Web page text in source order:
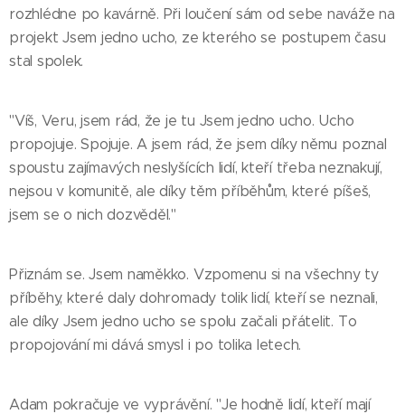
rozhlédne po kavárně. Při loučení sám od sebe naváže na
projekt Jsem jedno ucho, ze kterého se postupem času
stal spolek.
"Víš, Veru, jsem rád, že je tu Jsem jedno ucho. Ucho
propojuje. Spojuje. A jsem rád, že jsem díky němu poznal
spoustu zajímavých neslyšících lidí, kteří třeba neznakují,
nejsou v komunitě, ale díky těm příběhům, které píšeš,
jsem se o nich dozvěděl."
Přiznám se. Jsem naměkko. Vzpomenu si na všechny ty
příběhy, které daly dohromady tolik lidí, kteří se neznali,
ale díky Jsem jedno ucho se spolu začali přátelit. To
propojování mi dává smysl i po tolika letech.
Adam pokračuje ve vyprávění. "Je hodně lidí, kteří mají